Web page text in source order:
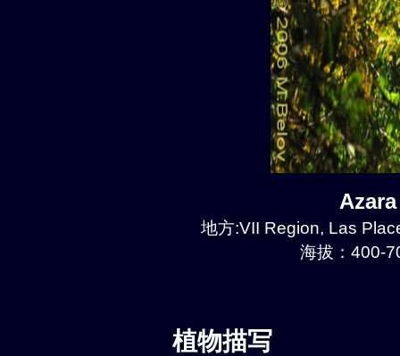
地方:VII Region, Las
海拔：400-
植物描写